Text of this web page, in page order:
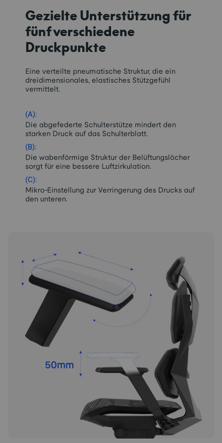
Gezielte Unterstützung für
fünf verschiedene
Druckpunkte
Eine verteilte pneumatische Struktur, die ein
dreidimensionales, elastisches Stützgefühl
vermittelt.
(A):
Die abgefederte Schulterstütze mindert den
starken Druck auf das Schulterblatt.
(B):
Die wabenförmige Struktur der Belüftungslöcher
sorgt für eine bessere Luftzirkulation.
(C):
Mikro-Einstellung zur Verringerung des Drucks auf
den unteren.